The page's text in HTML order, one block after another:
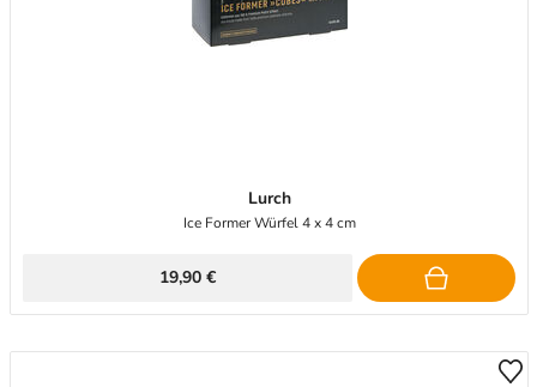
Lurch
Ice Former Würfel 4 x 4 cm
19,90 €